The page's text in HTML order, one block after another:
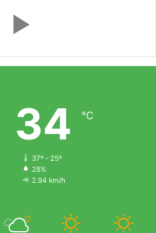
34 ℃
37º - 25º
28%
2.94 km/h